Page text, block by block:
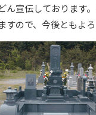
ん宣伝しております
すので、今後ともよろ